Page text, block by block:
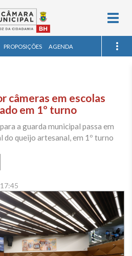
PROPOSIÇÕES AGENDA
câmeras em escolas
em 1º turno
a guarda municipal passa em
queijo artesanal, em 1º turno